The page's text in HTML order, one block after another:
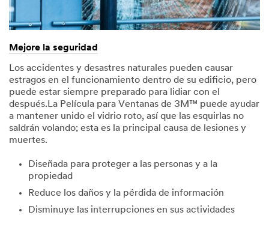
Mejore la seguridad
Los accidentes y desastres naturales pueden causar
estragos en el funcionamiento dentro de su edificio, pero
puede estar siempre preparado para lidiar con el
después.La Película para Ventanas de 3M™ puede ayudar
a mantener unido el vidrio roto, así que las esquirlas no
saldrán volando; esta es la principal causa de lesiones y
muertes.
Diseñada para proteger a las personas y a la
propiedad
Reduce los daños y la pérdida de información
Disminuye las interrupciones en sus actividades